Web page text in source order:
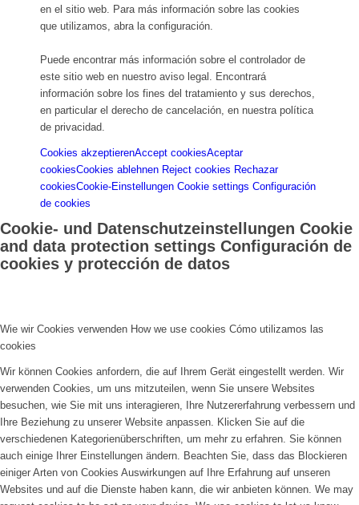
en el sitio web. Para más información sobre las cookies
que utilizamos, abra la configuración.
Puede encontrar más información sobre el controlador de
este sitio web en nuestro aviso legal. Encontrará
información sobre los fines del tratamiento y sus derechos,
en particular el derecho de cancelación, en nuestra política
de privacidad.
Cookies akzeptierenAccept cookiesAceptar
cookiesCookies ablehnen Reject cookies Rechazar
cookiesCookie-Einstellungen Cookie settings Configuración
de cookies
Cookie- und Datenschutzeinstellungen Cookie
and data protection settings Configuración de
cookies y protección de datos
Wie wir Cookies verwenden How we use cookies Cómo utilizamos las
cookies
Wir können Cookies anfordern, die auf Ihrem Gerät eingestellt werden. Wir
verwenden Cookies, um uns mitzuteilen, wenn Sie unsere Websites
besuchen, wie Sie mit uns interagieren, Ihre Nutzererfahrung verbessern und
Ihre Beziehung zu unserer Website anpassen. Klicken Sie auf die
verschiedenen Kategorienüberschriften, um mehr zu erfahren. Sie können
auch einige Ihrer Einstellungen ändern. Beachten Sie, dass das Blockieren
einiger Arten von Cookies Auswirkungen auf Ihre Erfahrung auf unseren
Websites und auf die Dienste haben kann, die wir anbieten können. We may